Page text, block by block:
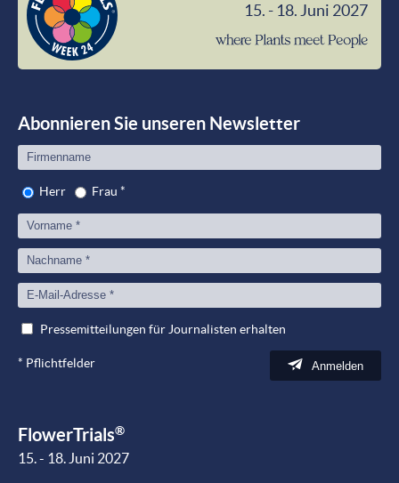
15. - 18. Juni 2027
Abonnieren Sie unseren Newsletter
Herr Frau *
Pressemitteilungen für Journalisten erhalten
* Pflichtfelder Anmelden
FlowerTrials®
15. - 18. Juni 2027